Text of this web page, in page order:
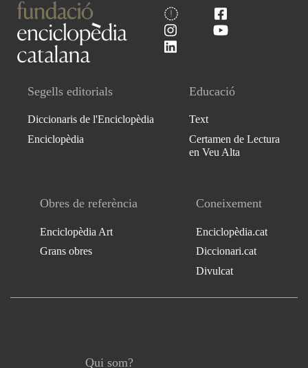
Segells editorials
Diccionaris de l'Enciclopèdia
Enciclopèdia
Educació
Text
Certamen de Lectura
en Veu Alta
Obres de referència
Enciclopèdia Art
Grans obres
Coneixement
Enciclopèdia.cat
Diccionari.cat
Divulcat
Qui som?